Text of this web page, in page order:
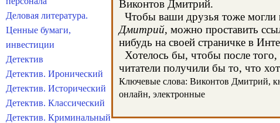
Виконтов Дмитрий.
Чтобы ваши друзья тоже могли
Дмитрий, можно проставить
нибудь на своей страничке в
Хотелось бы, чтобы после того,
читатели получили бы то, что
Ключевые слова: Виконтов Дмитрий,
онлайн, электронные
Деловая литература.
Ценные бумаги,
инвестиции
Детектив
Детектив. Иронический
Детектив. Исторический
Детектив. Классический
Детектив. Криминальный